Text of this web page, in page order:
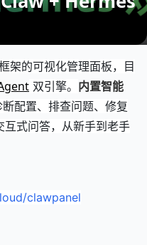
架的可视化管理面板，目
双引擎。 内置智能
配置、排查问题、修复
式问答，从新手到老手
clawpanel